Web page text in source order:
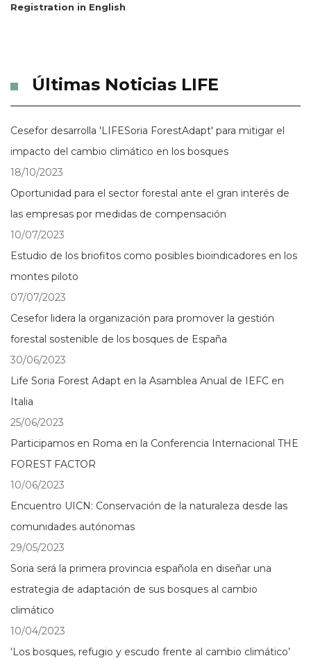
Registration in English
Últimas Noticias LIFE
Cesefor desarrolla 'LIFESoria ForestAdapt' para mitigar el
impacto del cambio climático en los bosques
18/10/2023
Oportunidad para el sector forestal ante el gran interés de
las empresas por medidas de compensación
10/07/2023
Estudio de los briofitos como posibles bioindicadores en los
montes piloto
07/07/2023
Cesefor lidera la organización para promover la gestión
forestal sostenible de los bosques de España
30/06/2023
Life Soria Forest Adapt en la Asamblea Anual de IEFC en
Italia
25/06/2023
Participamos en Roma en la Conferencia Internacional THE
FOREST FACTOR
10/06/2023
Encuentro UICN: Conservación de la naturaleza desde las
comunidades autónomas
29/05/2023
Soria será la primera provincia española en diseñar una
estrategia de adaptación de sus bosques al cambio
climático
10/04/2023
‘Los bosques, refugio y escudo frente al cambio climático’